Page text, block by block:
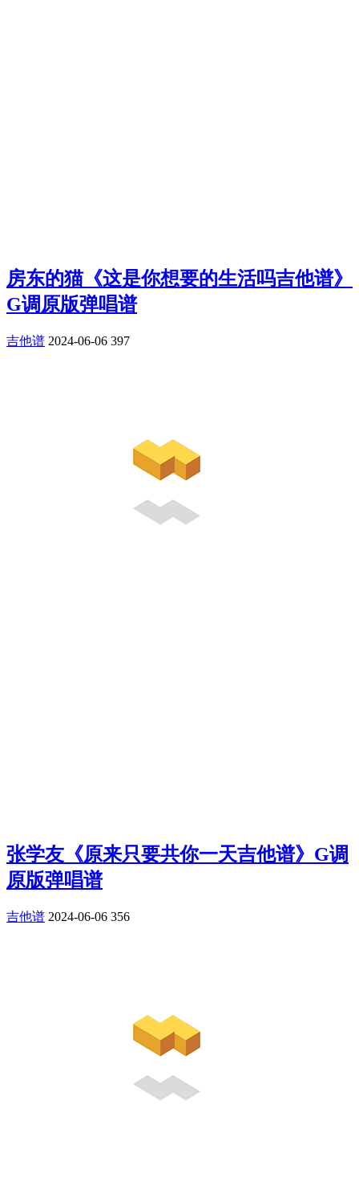
房东的猫《这是你想要的生活吗吉他谱》
G调原版弹唱谱
吉他谱 2024-06-06 397
张学友《原来只要共你一天吉他谱》G调
原版弹唱谱
吉他谱 2024-06-06 356